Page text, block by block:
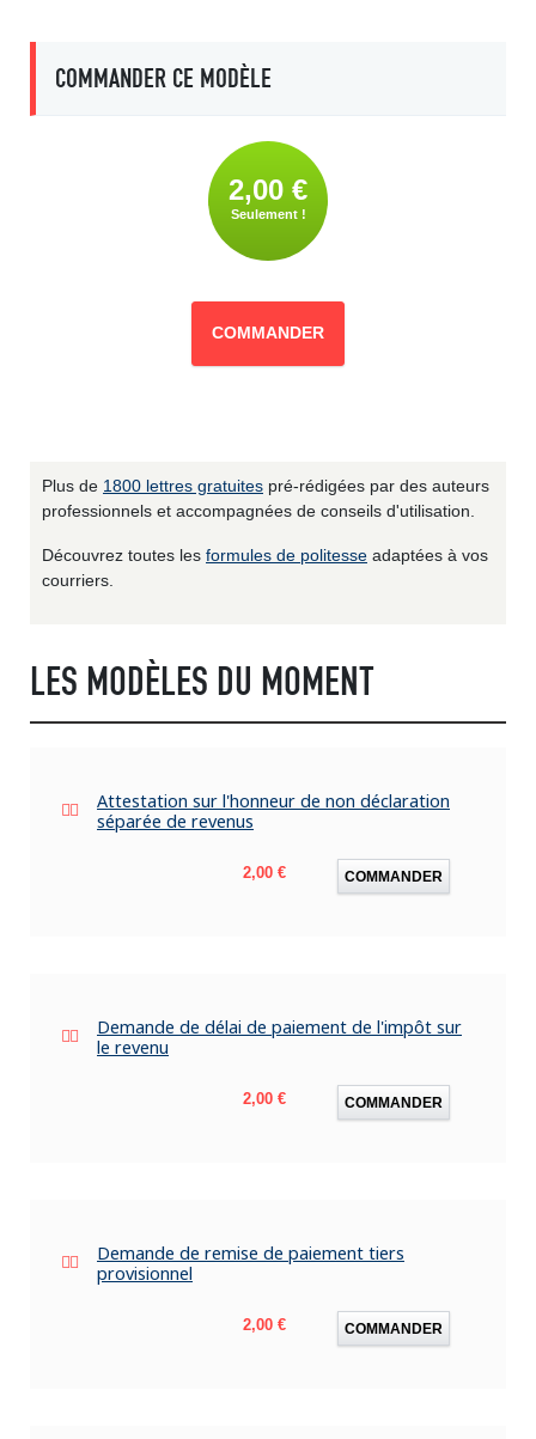
COMMANDER CE MODÈLE
2,00 €
Seulement !
COMMANDER
Plus de 1800 lettres gratuites pré-rédigées par des auteurs
professionnels et accompagnées de conseils d'utilisation.
Découvrez toutes les formules de politesse adaptées à vos
courriers.
LES MODÈLES DU MOMENT
Attestation sur l'honneur de non déclaration
séparée de revenus
Prix
2,00 € COMMANDER
Demande de délai de paiement de l'impôt sur
le revenu
Prix
2,00 € COMMANDER
Demande de remise de paiement tiers
provisionnel
Prix
2,00 € COMMANDER